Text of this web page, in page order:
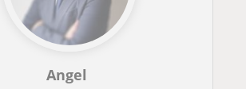
Angel